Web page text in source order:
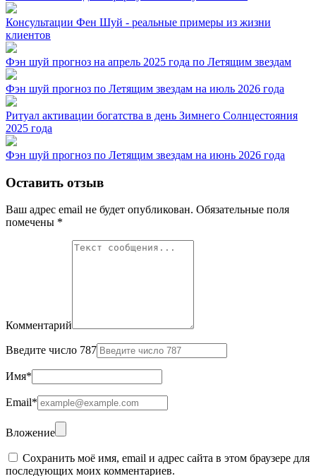
Консультации Фен Шуй - реальные примеры из жизни
клиентов
Фэн шуй прогноз на апрель 2025 года по Летящим звездам
Фэн шуй прогноз по Летящим звездам на июль 2026 года
Ритуал активации богатства в день Зимнего Солнцестояния
2025 года
Фэн шуй прогноз по Летящим звездам на июнь 2026 года
Оставить отзыв
Ваш адрес email не будет опубликован. Обязательные поля
помечены *
Комментарий
Введите число 787
Имя*
Email*
Вложение
Сохранить моё имя, email и адрес сайта в этом браузере для
последующих моих комментариев.